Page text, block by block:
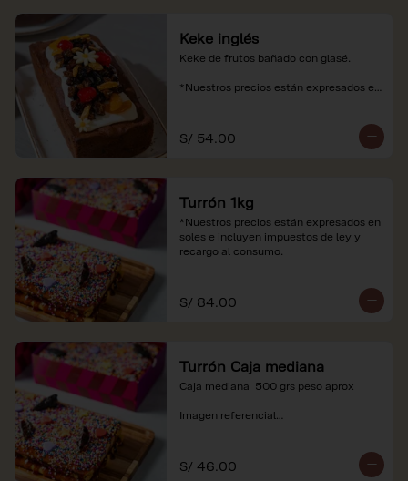
Keke inglés
Keke de frutos bañado con glasé.
*Nuestros precios están expresados en
S/ 54.00
Turrón 1kg
*Nuestros precios están expresados en
soles e incluyen impuestos de ley y
recargo al consumo.
S/ 84.00
Turrón Caja mediana
Caja mediana  500 grs peso aprox
Imagen referencial
soles e incluyen impuestos de ley y
recargo al consumo.
S/ 46.00